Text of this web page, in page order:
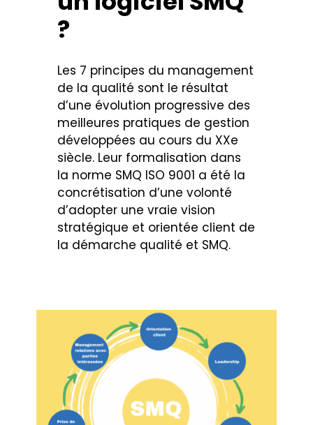
?
Les 7 principes du management
de la qualité sont le résultat
d’une évolution progressive des
meilleures pratiques de gestion
développées au cours du XXe
siècle. Leur formalisation dans
la norme SMQ ISO 9001 a été la
concrétisation d’une volonté
d’adopter une vraie vision
stratégique et orientée client de
la démarche qualité et SMQ.